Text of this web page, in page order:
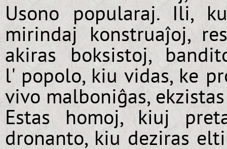
Usono popularaj. Ili,
mirindaj konstruaĵoj,
akiras boksistoj,
l' popolo, kiu vidas, ke
vivo malboniĝas,
Estas homoj, kiuj
dronanto, kiu deziras